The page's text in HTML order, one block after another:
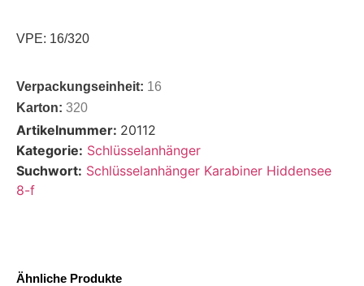
VPE: 16/320
Verpackungseinheit: 16
Karton: 320
Artikelnummer: 20112
Kategorie: Schlüsselanhänger
Suchwort: Schlüsselanhänger Karabiner Hiddensee
8-f
Ähnliche Produkte